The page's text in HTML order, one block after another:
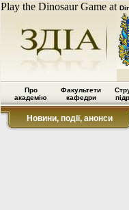
Play the Dinosaur Game at
Про
академію
Факультети
кафедри
Новини, події, анонси